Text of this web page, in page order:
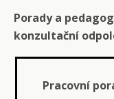
Porady a
konzultační
Pracovní